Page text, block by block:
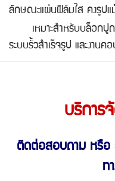
ลักษณะแผ่นฟิล์มใส คงรูปแ
เหมาะสำหรับบล็อกปูถน
ระบบรั้วสำเร็จรูป และงาน
บริการ
ติดต่อสอบถาม หรือ
ท